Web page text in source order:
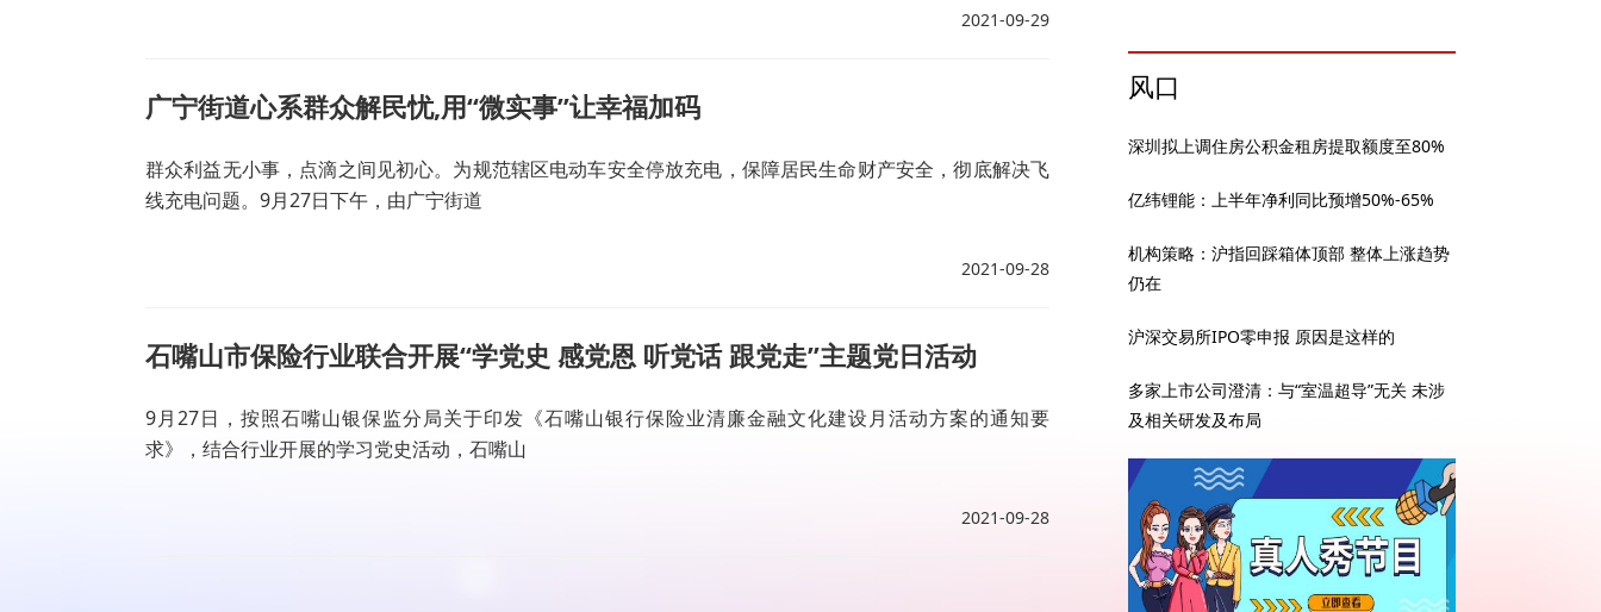
2021-09-29
广宁街道心系群众解民忧,用“微实事”让幸福加码
群众利益无小事，点滴之间见初心。为规范辖区电动车安全停放充电，保障居民生命财产安全，彻底解决飞
线充电问题。9月27日下午，由广宁街道
2021-09-28
石嘴山市保险行业联合开展“学党史 感党恩 听党话 跟党走”主题党日活动
9月27日，按照石嘴山银保监分局关于印发《石嘴山银行保险业清廉金融文化建设月活动方案的通知要
求》，结合行业开展的学习党史活动，石嘴山
2021-09-28
风口
深圳拟上调住房公积金租房提取额度至80%
亿纬锂能：上半年净利同比预增50%-65%
机构策略：沪指回踩箱体顶部 整体上涨趋势
仍在
沪深交易所IPO零申报 原因是这样的
多家上市公司澄清：与“室温超导”无关 未涉
及相关研发及布局